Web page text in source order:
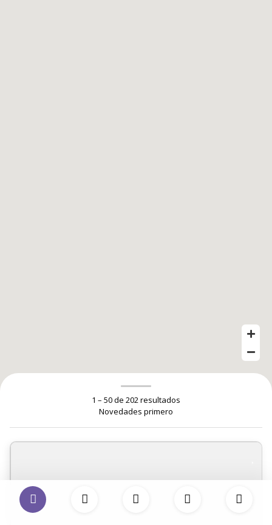
1 – 50 de 202 resultados
Novedades primero